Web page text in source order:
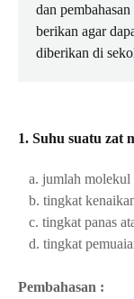
dan
berikan agar
diberikan di
1. Suhu suatu zat
a. jumlah molekul
b. tingkat
c. tingkat panas
d. tingkat
Pembahasan :